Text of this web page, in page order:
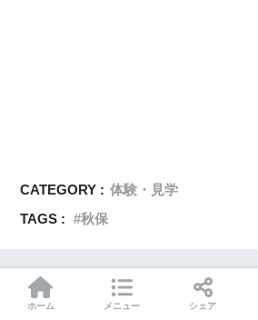
CATEGORY : 体験・見学
TAGS :
秋保
★ 注 目 記 事 ★
ホーム メニュー シェア